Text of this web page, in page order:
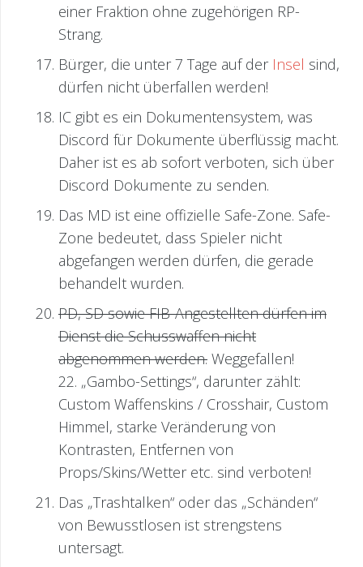
einer Fraktion ohne zugehörigen RP-
Strang.
Bürger, die unter 7 Tage auf der Insel sind,
dürfen nicht überfallen werden!
IC gibt es ein Dokumentensystem, was
Discord für Dokumente überflüssig macht.
Daher ist es ab sofort verboten, sich über
Discord Dokumente zu senden.
Das MD ist eine offizielle Safe-Zone. Safe-
Zone bedeutet, dass Spieler nicht
abgefangen werden dürfen, die gerade
behandelt wurden.
PD, SD sowie FIB-Angestellten dürfen im
Dienst die Schusswaffen nicht
abgenommen werden. Weggefallen!
22. „Gambo-Settings“, darunter zählt:
Custom Waffenskins / Crosshair, Custom
Himmel, starke Veränderung von
Kontrasten, Entfernen von
Props/Skins/Wetter etc. sind verboten!
Das „Trashtalken“ oder das „Schänden“
von Bewusstlosen ist strengstens
untersagt.